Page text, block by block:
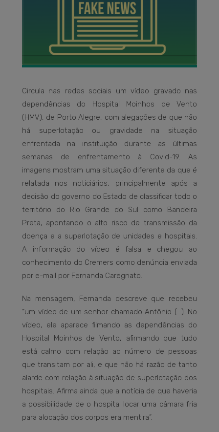
Circula nas redes sociais um vídeo gravado nas
dependências do Hospital Moinhos de Vento
(HMV), de Porto Alegre, com alegações de que não
há superlotação ou gravidade na situação
enfrentada na instituição durante as últimas
semanas de enfrentamento à Covid-19. As
imagens mostram uma situação diferente da que é
relatada nos noticiários, principalmente após a
decisão do governo do Estado de classificar todo o
território do Rio Grande do Sul como Bandeira
Preta, apontando o alto risco de transmissão da
doença e a superlotação de unidades e hospitais.
A informação do vídeo é falsa e chegou ao
conhecimento do Cremers como denúncia enviada
por e-mail por Fernanda Caregnato.
Na mensagem, Fernanda descreve que recebeu
“um vídeo de um senhor chamado Antônio (…). No
vídeo, ele aparece filmando as dependências do
Hospital Moinhos de Vento, afirmando que tudo
está calmo com relação ao número de pessoas
que transitam por ali, e que não há razão de tanto
alarde com relação à situação de superlotação dos
hospitais. Afirma ainda que a notícia de que haveria
a possibilidade de o hospital locar uma câmara fria
para alocação dos corpos era mentira”.